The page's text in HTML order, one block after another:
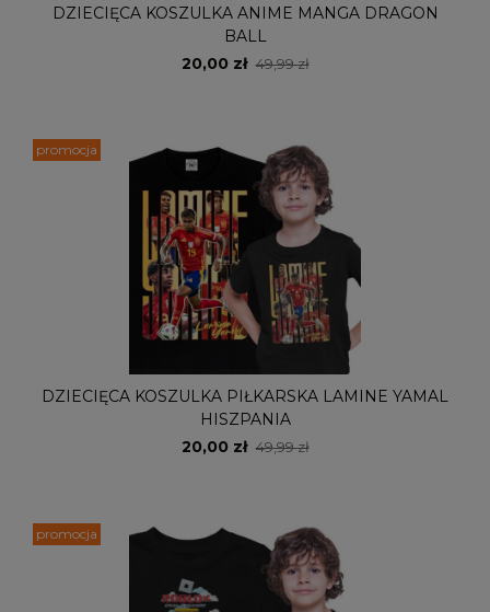
DZIECIĘCA KOSZULKA ANIME MANGA DRAGON
BALL
20,00 zł 49,99 zł
DZIECIĘCA KOSZULKA PIŁKARSKA LAMINE YAMAL
HISZPANIA
20,00 zł 49,99 zł
promocja
promocja